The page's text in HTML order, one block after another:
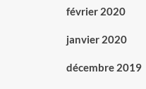
février 2020
janvier 2020
décembre 2019